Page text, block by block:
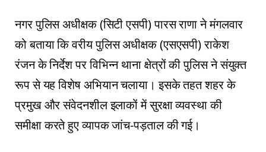
नगर पुलिस अधीक्षक (सिटी एसपी) पारस राणा ने मंगलवार
को बताया कि वरीय पुलिस अधीक्षक (एसएसपी) राकेश
रंजन के निर्देश पर विभिन्न थाना क्षेत्रों की पुलिस ने संयुक्त
रूप से यह विशेष अभियान चलाया। इसके तहत शहर के
प्रमुख और संवेदनशील इलाकों में सुरक्षा व्यवस्था की
समीक्षा करते हुए व्यापक जांच-पड़ताल की गई।